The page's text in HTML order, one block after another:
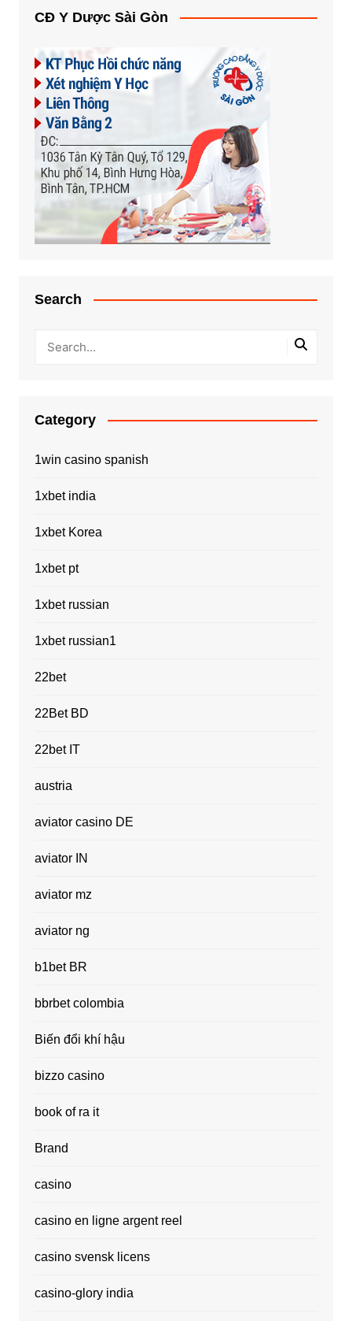
CĐ Y Dược Sài Gòn
Search
Category
1win casino spanish
1xbet india
1xbet Korea
1xbet pt
1xbet russian
1xbet russian1
22bet
22Bet BD
22bet IT
austria
aviator casino DE
aviator IN
aviator mz
aviator ng
b1bet BR
bbrbet colombia
Biến đổi khí hậu
bizzo casino
book of ra it
Brand
casino
casino en ligne argent reel
casino svensk licens
casino-glory india